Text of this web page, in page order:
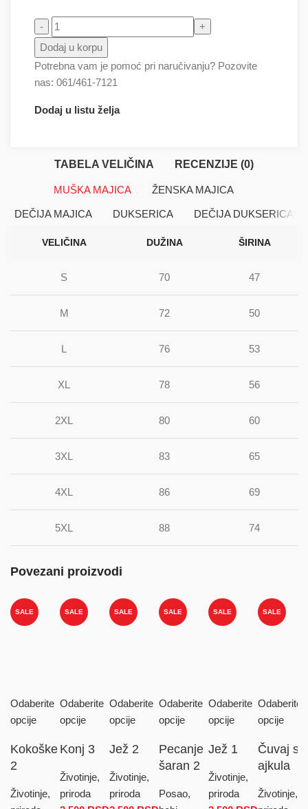
Mačka - Odraz - Tigar količina
Dodaj u korpu
Potrebna vam je pomoć pri naručivanju? Pozovite
nas: 061/461-7121
Dodaj u listu želja
TABELA VELIČINA RECENZIJE (0)
MUŠKA MAJICA ŽENSKA MAJICA
DEČIJA MAJICA DUKSERICA DEČIJA DUKSERICA
VELIČINA DUŽINA ŠIRINA
S 70 47
M 72 50
L 76 53
XL 78 56
2XL 80 60
3XL 83 65
4XL 86 69
5XL 88 74
Povezani proizvodi
SALE
Odaberite
opcije
Kokoške
2
Životinje,
SALE
Odaberite
opcije
Konj 3
Životinje,
priroda
SALE
Odaberite
opcije
Jež 2
Životinje,
priroda
SALE
Odaberite
opcije
Pecanje
šaran 2
Posao,
SALE
Odaberite
opcije
Jež 1
Životinje,
priroda
SALE
Odaberite
opcije
Čuvaj se
ajkula
Životinje,